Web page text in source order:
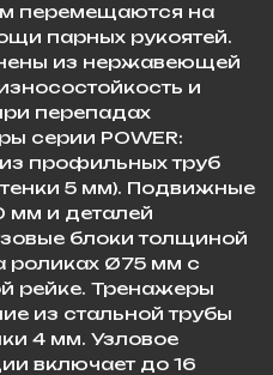
перемещаются на
парных рукоятей.
из нержавеющей
и
перепадах
серии POWER:
профильных труб
5 мм). Подвижные
мм и деталей
блоки толщиной
Ø75 мм с
рейке. Тренажеры
из стальной трубы
4 мм. Узловое
включает до 16